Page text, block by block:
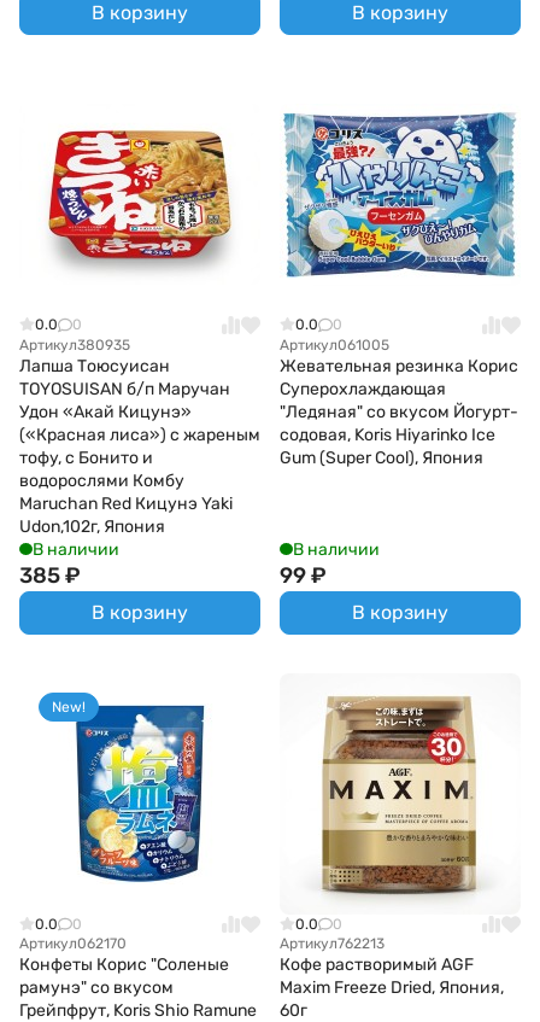
В корзину В корзину
0.0
0
Артикул380935
Лапша Тоюсуисан
TOYOSUISAN б/п Маручан
Удон «Акай Кицунэ»
(«Красная лиса») с жареным
тофу, с Бонито и
водорослями Комбу
Maruchan Red Кицунэ Yaki
Udon,102г, Япония
В наличии
385₽
В корзину
0.0
0
Артикул061005
Жевательная резинка Корис
Суперохлаждающая
"Ледяная" со вкусом Йогурт-
содовая, Koris Hiyarinko Ice
Gum (Super Cool), Япония
В наличии
99₽
В корзину
New!
0.0
0
Артикул062170
Конфеты Корис "Соленые
рамунэ" со вкусом
Грейпфрут, Koris Shio Ramune
0.0
0
Артикул762213
Кофе растворимый AGF
Maxim Freeze Dried, Япония,
60г